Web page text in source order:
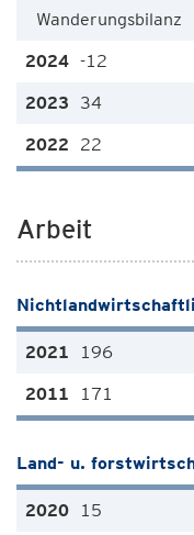
Wanderungsbilanz
-12
34
22
Arbeit
196
171
Land- u.
15